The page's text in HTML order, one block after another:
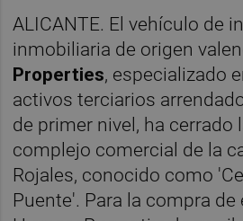
ALICANTE. El vehículo de
inmobiliaria de origen
Properties, especializado
activos terciarios
de primer nivel, ha cerrado
complejo comercial de la
Rojales, conocido como
Puente'. Para la compra de